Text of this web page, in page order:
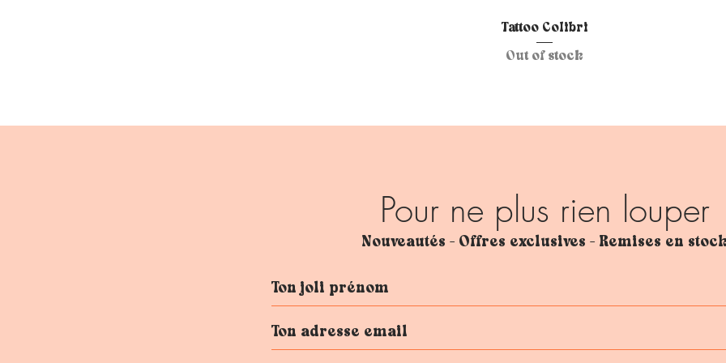
Quick View
Tattoo Colibri
Out of stock
Pour ne plus rien louper
Nouveautés - Offres exclusives - Remises en